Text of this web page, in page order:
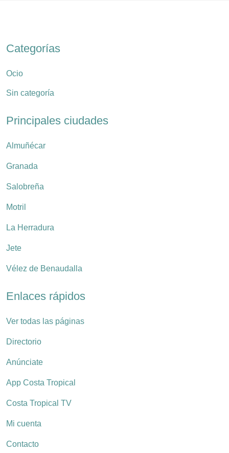
Categorías
Ocio
Sin categoría
Principales ciudades
Almuñécar
Granada
Salobreña
Motril
La Herradura
Jete
Vélez de Benaudalla
Enlaces rápidos
Ver todas las páginas
Directorio
Anúnciate
App Costa Tropical
Costa Tropical TV
Mi cuenta
Contacto